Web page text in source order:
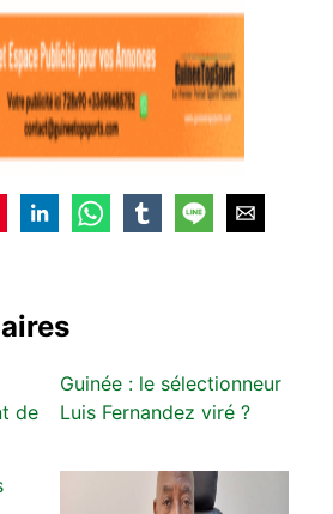
de
Guinée : le sélectionneur
Luis Fernandez viré ?